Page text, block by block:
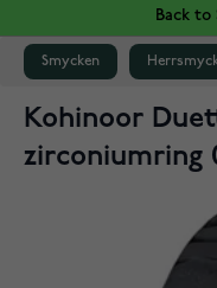
Back
Smycken
Kohinoor
zirconiumring